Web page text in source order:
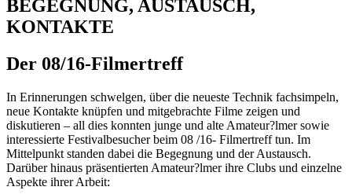
BEGEGNUNG, AUSTAUSCH,
KONTAKTE
Der 08/16-Filmertreff
In Erinnerungen schwelgen, über die neueste Technik fachsimpeln,
neue Kontakte knüpfen und mitgebrachte Filme zeigen und
diskutieren – all dies konnten junge und alte Amateur?lmer sowie
interessierte Festivalbesucher beim 08 /16- Filmertreff tun. Im
Mittelpunkt standen dabei die Begegnung und der Austausch.
Darüber hinaus präsentierten Amateur?lmer ihre Clubs und einzelne
Aspekte ihrer Arbeit: